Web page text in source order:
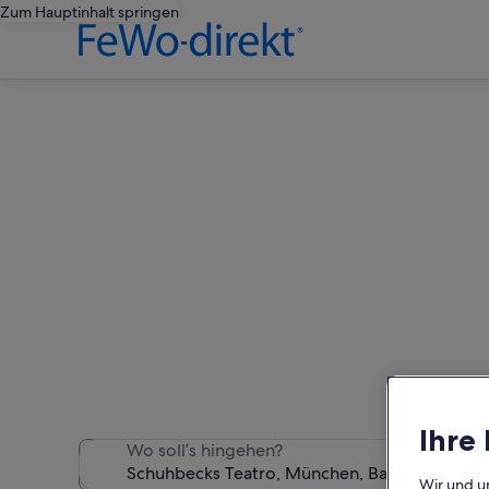
Zum Hauptinhalt springen
Wo soll’s hingehen? Ihre
Wir und